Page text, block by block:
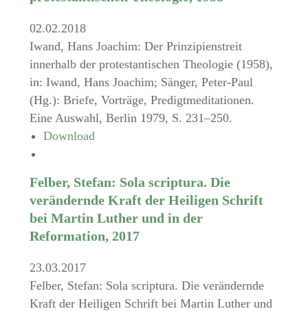
02.02.2018
Iwand, Hans Joachim: Der Prinzipienstreit
innerhalb der protestantischen Theologie (1958),
in: Iwand, Hans Joachim; Sänger, Peter-Paul
(Hg.): Briefe, Vorträge, Predigtmeditationen.
Eine Auswahl, Berlin 1979, S. 231–250.
Download
Felber, Stefan: Sola scriptura. Die
verändernde Kraft der Heiligen Schrift
bei Martin Luther und in der
Reformation, 2017
23.03.2017
Felber, Stefan: Sola scriptura. Die verändernde
Kraft der Heiligen Schrift bei Martin Luther und